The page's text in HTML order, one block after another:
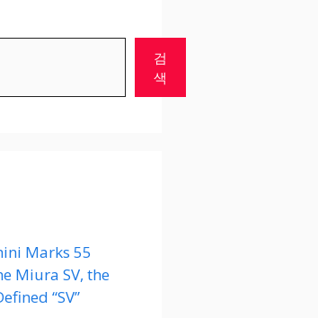
검
색
Marks 55
Miura SV, the
“SV”